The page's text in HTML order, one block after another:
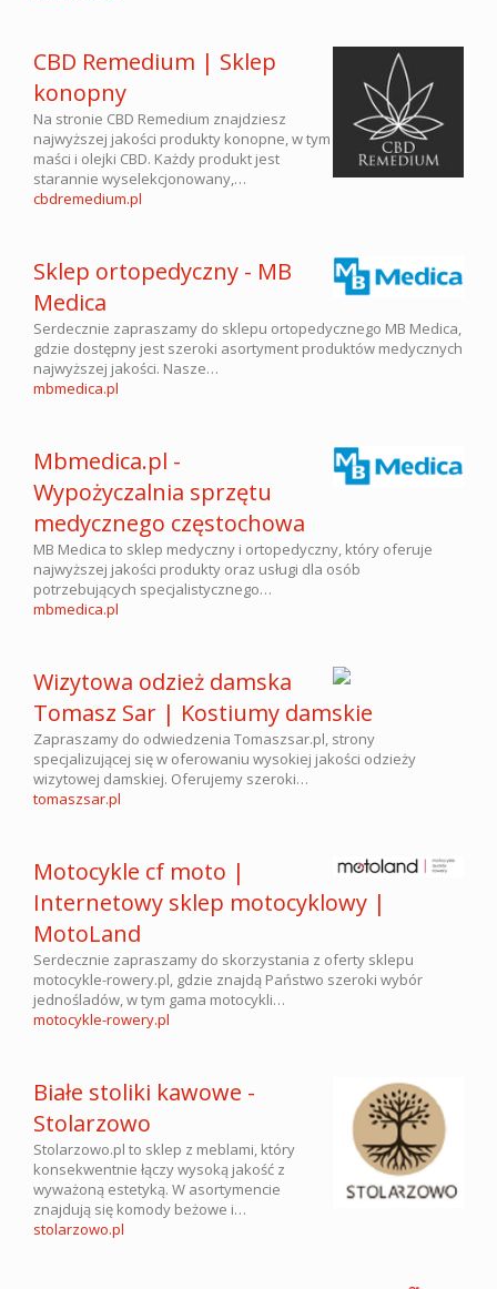
CBD Remedium | Sklep
konopny
Na stronie CBD Remedium znajdziesz
najwyższej jakości produkty konopne, w tym
maści i olejki CBD. Każdy produkt jest
starannie wyselekcjonowany,…
cbdremedium.pl
Sklep ortopedyczny - MB
Medica
Serdecznie zapraszamy do sklepu ortopedycznego MB Medica,
gdzie dostępny jest szeroki asortyment produktów medycznych
najwyższej jakości. Nasze…
mbmedica.pl
Mbmedica.pl -
Wypożyczalnia sprzętu
medycznego częstochowa
MB Medica to sklep medyczny i ortopedyczny, który oferuje
najwyższej jakości produkty oraz usługi dla osób
potrzebujących specjalistycznego…
mbmedica.pl
Wizytowa odzież damska
Tomasz Sar | Kostiumy damskie
Zapraszamy do odwiedzenia Tomaszsar.pl, strony
specjalizującej się w oferowaniu wysokiej jakości odzieży
wizytowej damskiej. Oferujemy szeroki…
tomaszsar.pl
Motocykle cf moto |
Internetowy sklep motocyklowy |
MotoLand
Serdecznie zapraszamy do skorzystania z oferty sklepu
motocykle-rowery.pl, gdzie znajdą Państwo szeroki wybór
jednośladów, w tym gama motocykli…
motocykle-rowery.pl
Białe stoliki kawowe -
Stolarzowo
Stolarzowo.pl to sklep z meblami, który
konsekwentnie łączy wysoką jakość z
wyważoną estetyką. W asortymencie
znajdują się komody beżowe i…
stolarzowo.pl